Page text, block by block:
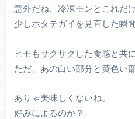
意外だね、冷凍モンとこれだ
少しホタテガイを見直した瞬間
ヒモもサクサクした食感と共
ただ、あの白い部分と黄色い
ありゃ美味しくないね。
好みによるのか？